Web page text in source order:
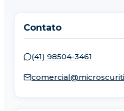
Contato
(41) 98504-3461